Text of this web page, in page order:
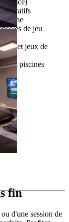
éducatifs
de jeu
et jeux de
et piscines
fin
d'une session de